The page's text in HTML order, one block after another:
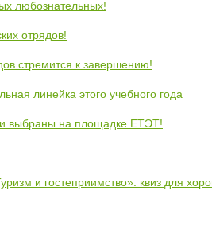
любознательных!
отрядов!
стремится к завершению!
линейка этого учебного года
выбраны на площадке ЕТЭТ!
и гостеприимство»: квиз для